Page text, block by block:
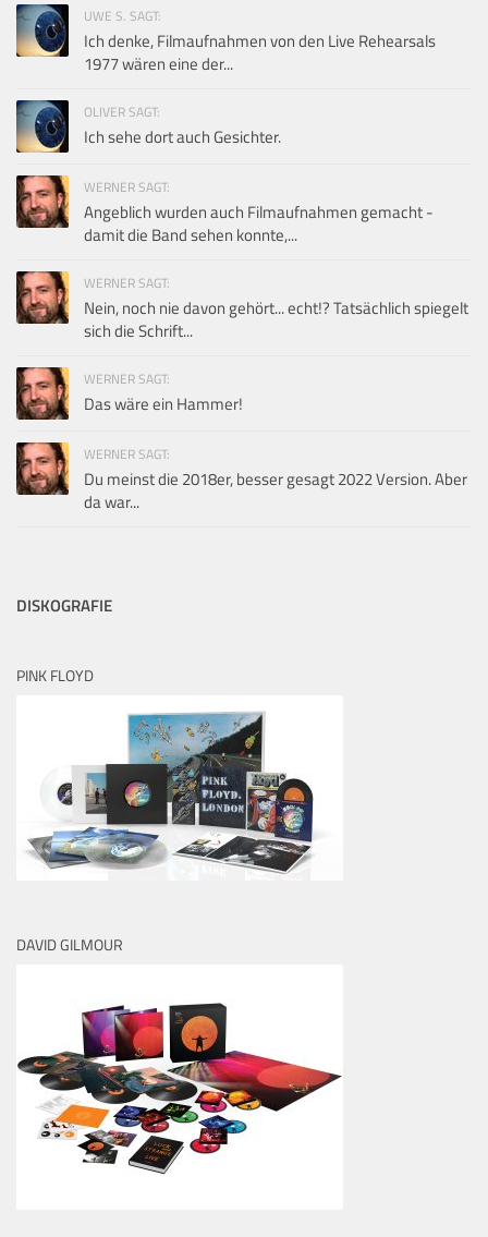
UWE S. SAGT:
Ich denke, Filmaufnahmen von den Live Rehearsals
1977 wären eine der...
OLIVER SAGT:
Ich sehe dort auch Gesichter.
WERNER SAGT:
Angeblich wurden auch Filmaufnahmen gemacht -
damit die Band sehen konnte,...
WERNER SAGT:
Nein, noch nie davon gehört... echt!? Tatsächlich spiegelt
sich die Schrift...
WERNER SAGT:
Das wäre ein Hammer!
WERNER SAGT:
Du meinst die 2018er, besser gesagt 2022 Version. Aber
da war...
DISKOGRAFIE
PINK FLOYD
DAVID GILMOUR